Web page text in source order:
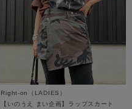
Right-on（LADIES）
【いのうえ まい企画】ラップスカート